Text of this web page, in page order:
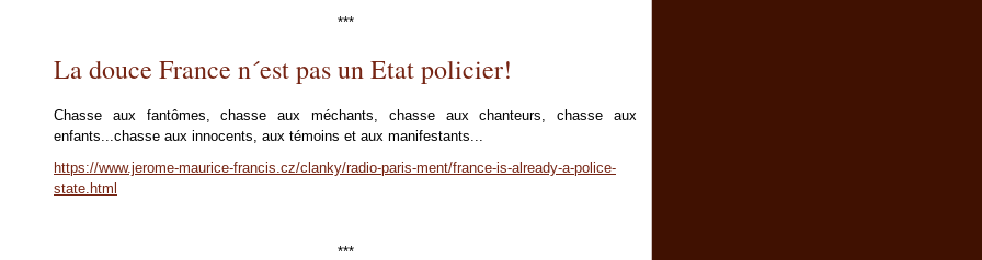
***
La douce France n´est pas un Etat policier!
Chasse aux fantômes, chasse aux méchants, chasse aux chanteurs, chasse aux
enfants...chasse aux innocents, aux témoins et aux manifestants...
https://www.jerome-maurice-francis.cz/clanky/radio-paris-ment/france-is-already-a-police-
state.html
***